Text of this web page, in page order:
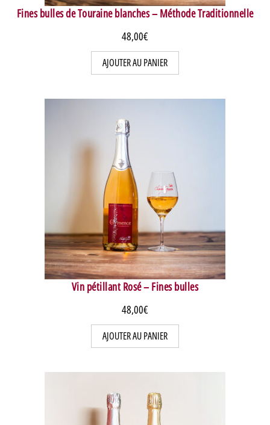
Fines bulles de Touraine blanches – Méthode Traditionnelle
48,00€
AJOUTER AU PANIER
Vin pétillant Rosé – Fines bulles
48,00€
AJOUTER AU PANIER